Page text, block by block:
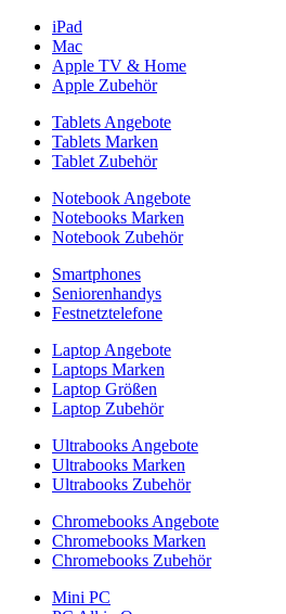
iPad
Mac
Apple TV & Home
Apple Zubehör
Tablets Angebote
Tablets Marken
Tablet Zubehör
Notebook Angebote
Notebooks Marken
Notebook Zubehör
Smartphones
Seniorenhandys
Festnetztelefone
Laptop Angebote
Laptops Marken
Laptop Größen
Laptop Zubehör
Ultrabooks Angebote
Ultrabooks Marken
Ultrabooks Zubehör
Chromebooks Angebote
Chromebooks Marken
Chromebooks Zubehör
Mini PC